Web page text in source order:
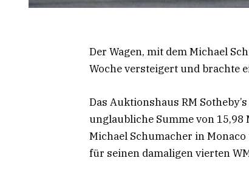
Der Wagen, mit dem Michael
Woche versteigert und brachte
Das Auktionshaus RM
unglaubliche Summe von
Michael Schumacher in
für seinen damaligen vierten